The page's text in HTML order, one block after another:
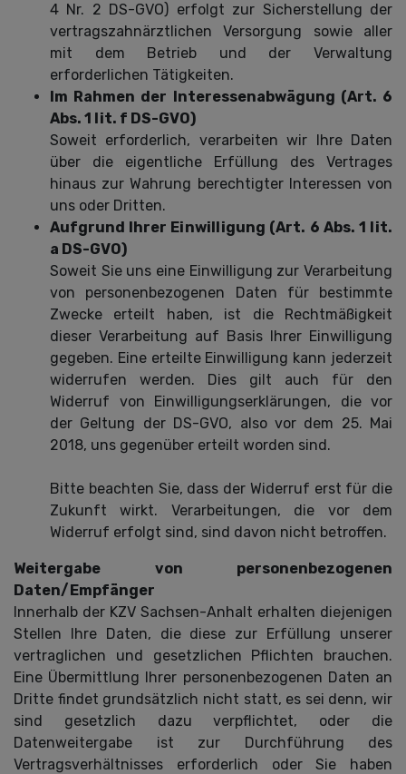
4 Nr. 2 DS-GVO) erfolgt zur Sicherstellung der
vertragszahnärztlichen Versorgung sowie aller
mit dem Betrieb und der Verwaltung
erforderlichen Tätigkeiten.
Im Rahmen der Interessenabwägung (Art. 6
Abs. 1 lit. f DS-GVO)
Soweit erforderlich, verarbeiten wir Ihre Daten
über die eigentliche Erfüllung des Vertrages
hinaus zur Wahrung berechtigter Interessen von
uns oder Dritten.
Aufgrund Ihrer Einwilligung (Art. 6 Abs. 1 lit.
a DS-GVO)
Soweit Sie uns eine Einwilligung zur Verarbeitung
von personenbezogenen Daten für bestimmte
Zwecke erteilt haben, ist die Rechtmäßigkeit
dieser Verarbeitung auf Basis Ihrer Einwilligung
gegeben. Eine erteilte Einwilligung kann jederzeit
widerrufen werden. Dies gilt auch für den
Widerruf von Einwilligungserklärungen, die vor
der Geltung der DS-GVO, also vor dem 25. Mai
2018, uns gegenüber erteilt worden sind.
Bitte beachten Sie, dass der Widerruf erst für die
Zukunft wirkt. Verarbeitungen, die vor dem
Widerruf erfolgt sind, sind davon nicht betroffen.
Weitergabe von personenbezogenen
Daten/Empfänger
Innerhalb der KZV Sachsen-Anhalt erhalten diejenigen
Stellen Ihre Daten, die diese zur Erfüllung unserer
vertraglichen und gesetzlichen Pflichten brauchen.
Eine Übermittlung Ihrer personenbezogenen Daten an
Dritte findet grundsätzlich nicht statt, es sei denn, wir
sind gesetzlich dazu verpflichtet, oder die
Datenweitergabe ist zur Durchführung des
Vertragsverhältnisses erforderlich oder Sie haben